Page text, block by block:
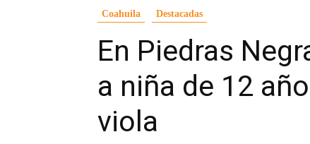
Coahuila
Destacadas
En Piedras
a niña de 12
viola